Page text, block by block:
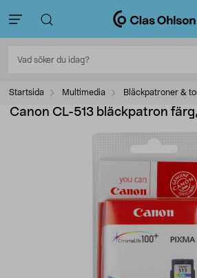
Startsida Multimedia Bläckpatroner &
Canon CL-513 bläckpatron